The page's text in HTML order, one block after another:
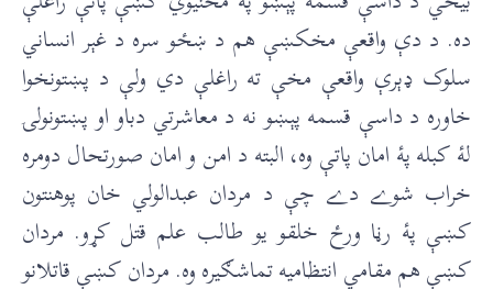
ده. د دې واقعې مخکښې هم د ښځو سره د غېر انساني
سلوک ډېرې واقعې مخې ته راغلې دي ولې د پښتونخوا
خاوره د داسې قسمه پېښو نه د معاشرتي دباو او پښتونولۍ
لۀ کبله پۀ امان پاتې وه، البته د امن و امان صورتحال دومره
خراب شوے دے چې د مردان عبدالولي خان پوهنتون
کښې پۀ رڼا ورځ خلقو يو طالب علم قتل کړو. مردان
کښې هم مقامي انتظاميه تماشګيره وه. مردان کښې قاتلانو